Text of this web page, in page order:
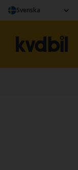
Svenska